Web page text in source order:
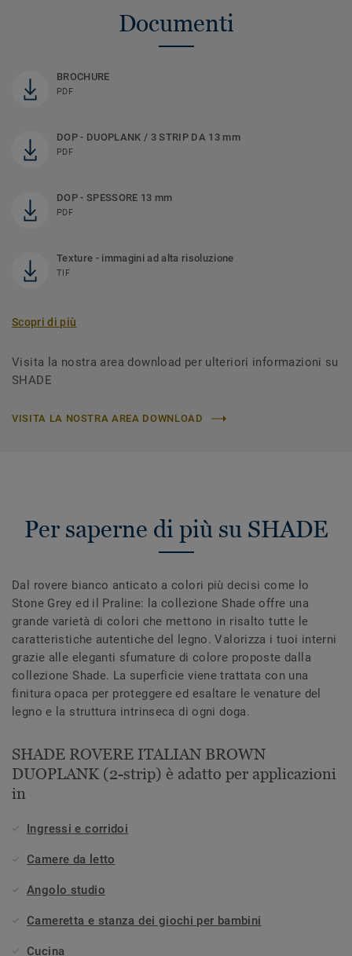
Documenti
BROCHURE
PDF
DOP - DUOPLANK / 3 STRIP DA 13 mm
PDF
DOP - SPESSORE 13 mm
PDF
Texture - immagini ad alta risoluzione
TIF
Scopri di più
Visita la nostra area download per ulteriori informazioni su
SHADE
VISITA LA NOSTRA AREA DOWNLOAD
Per saperne di più su SHADE
Dal rovere bianco anticato a colori più decisi come lo
Stone Grey ed il Praline: la collezione Shade offre una
grande varietà di colori che mettono in risalto tutte le
caratteristiche autentiche del legno. Valorizza i tuoi interni
grazie alle eleganti sfumature di colore proposte dalla
collezione Shade. La superficie viene trattata con una
finitura opaca per proteggere ed esaltare le venature del
legno e la struttura intrinseca di ogni doga.
SHADE ROVERE ITALIAN BROWN
DUOPLANK (2-strip) è adatto per applicazioni
in
Ingressi e corridoi
Camere da letto
Angolo studio
Cameretta e stanza dei giochi per bambini
Cucina